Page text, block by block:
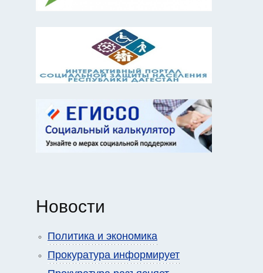
Новости
Политика и экономика
Прокуратура информирует